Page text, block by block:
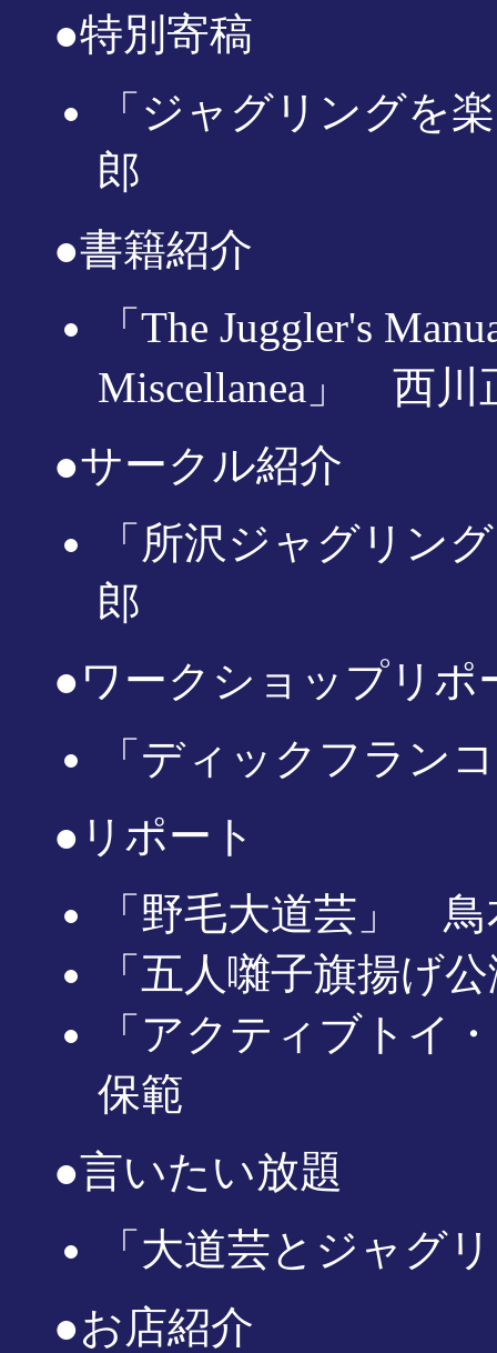
●特別寄稿
「ジャグリングを
郎
●書籍紹介
「The Juggler's
Miscellanea」 西川
●サークル紹介
「所沢ジャグリン
郎
●ワークショップリポ
「ディックフラン
●リポート
「野毛大道芸」
「五人囃子旗揚げ
「アクティブトイ
保範
●言いたい放題
「大道芸とジャグ
●お店紹介